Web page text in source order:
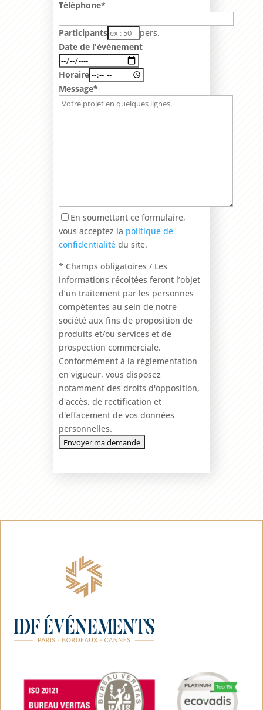
Téléphone*
Participants
pers.
Date de l'événement
Horaire
Message*
En soumettant ce formulaire,
vous acceptez la politique de
confidentialitédu site.
* Champs obligatoires / Les
informations récoltées feront l’objet
d’un traitement par les personnes
compétentes au sein de notre
société aux fins de proposition de
produits et/ou services et de
prospection commerciale.
Conformément à la réglementation
en vigueur, vous disposez
notamment des droits d'opposition,
d'accès, de rectification et
d'effacement de vos données
personnelles.